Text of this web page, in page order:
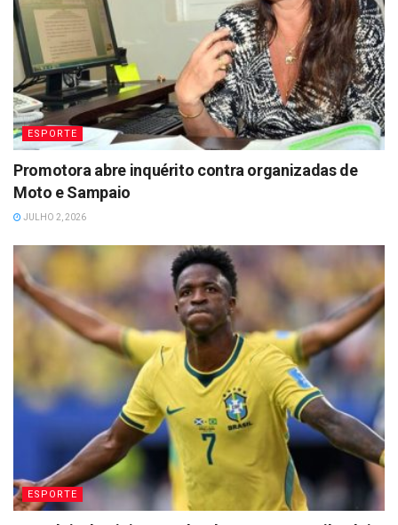
ESPORTE
Promotora abre inquérito contra organizadas de
Moto e Sampaio
JULHO 2, 2026
ESPORTE